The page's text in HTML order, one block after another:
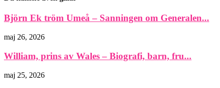
Björn Ek tröm Umeå – Sanningen om Generalen...
maj 26, 2026
William, prins av Wales – Biografi, barn, fru...
maj 25, 2026